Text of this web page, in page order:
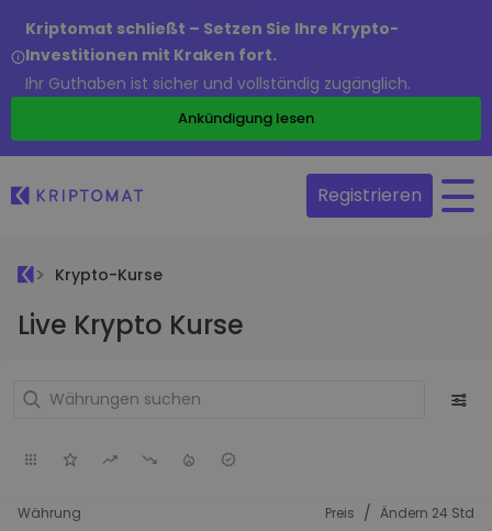
Kriptomat schließt – Setzen Sie Ihre Krypto-
Investitionen mit Kraken fort.
Ihr Guthaben ist sicher und vollständig zugänglich.
Ankündigung lesen
Registrieren
Krypto-Kurse
Live Krypto Kurse
Währung Preis / Ändern 24 Std